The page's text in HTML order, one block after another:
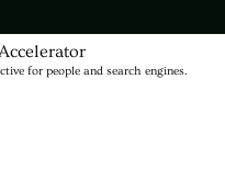
for people and search engines.